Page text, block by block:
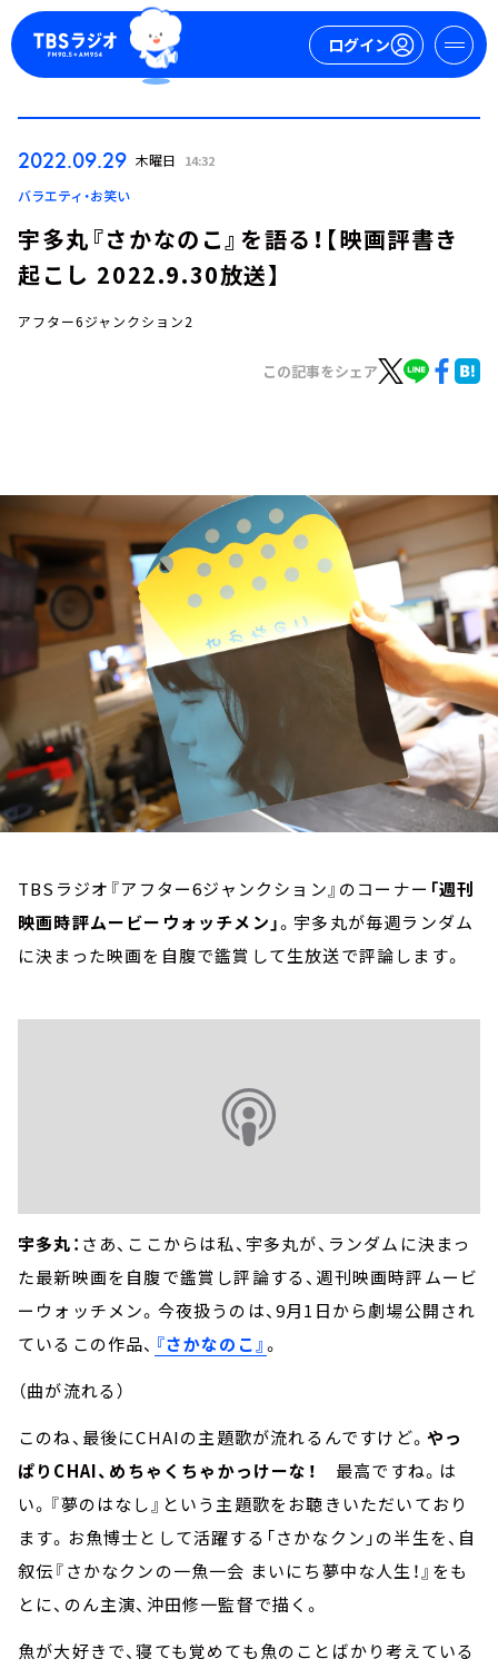
ログイン
ログイン
お知らせ
イベント・グッズ
YouTube
会社情報
2022.09.29 木曜日 14:32
バラエティ・お笑い
宇多丸『さかなのこ』を語る！【映画評書き
起こし 2022.9.30放送】
アフター6ジャンクション2
この記事をシェア
TBSラジオ『アフター6ジャンクション』のコーナー 「週刊
映画時評ムービーウォッチメン」。宇多丸が毎週ランダム
に決まった映画を自腹で鑑賞して生放送で評論します。
宇多丸： さあ、ここからは私、宇多丸が、ランダムに決まっ
た最新映画を自腹で鑑賞し評論する、週刊映画時評ムービ
ーウォッチメン。今夜扱うのは、9月1日から劇場公開され
ているこの作品、 『さかなのこ』。
（曲が流れる）
このね、最後にCHAIの主題歌が流れるんですけど。 やっ
ぱりCHAI、めちゃくちゃかっけーな！
最高ですね。は
い。『夢のはなし』という主題歌をお聴きいただいており
ます。お魚博士として活躍する「さかなクン」の半生を、自
叙伝『さかなクンの一魚一会 まいにち夢中な人生！』をも
とに、のん主演、沖田修一監督で描く。
魚が大好きで、寝ても覚めても魚のことばかり考えている